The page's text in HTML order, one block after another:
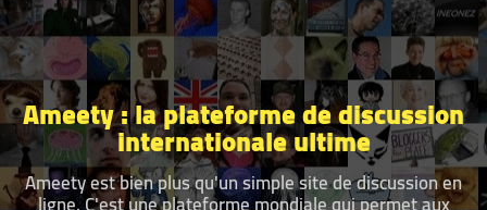
Ameety : la plateforme de discussion
internationale ultime
Ameety est bien plus qu'un simple site de discussion en